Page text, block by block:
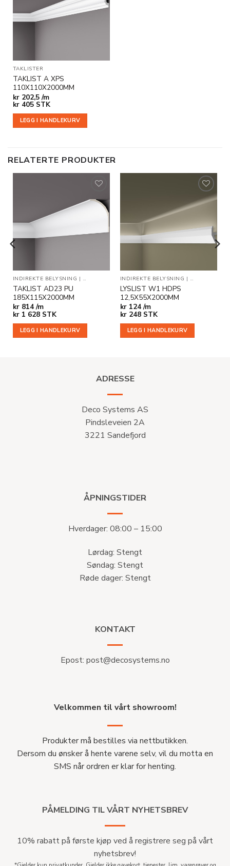
ønskeliste
TAKLISTER
TAKLIST A XPS
110X110X2000MM
kr202,5 /m
kr405 STK
LEGG I HANDLEKURV
RELATERTE PRODUKTER
Legg til
INDIREKTE BELYSNING | TAKLISTER
TAKLIST AD23 PU
185X115X2000MM
kr814 /m
kr1 628 STK
LEGG I HANDLEKURV
Legg til
ønskeliste
INDIREKTE BELYSNING | TAKLISTER
LYSLIST W1 HDPS
12,5X55X2000MM
kr124 /m
kr248 STK
LEGG I HANDLEKURV
ADRESSE
Deco Systems AS
Pindsleveien 2A
3221 Sandefjord
ÅPNINGSTIDER
Hverdager: 08:00 – 15:00
Lørdag: Stengt
Søndag: Stengt
Røde dager: Stengt
KONTAKT
Epost: post@decosystems.no
Velkommen til vårt showroom!
Produkter må bestilles via nettbutikken.
Dersom du ønsker å hente varene selv, vil du motta en
SMS når ordren er klar for henting.
PÅMELDING TIL VÅRT NYHETSBREV
10% rabatt på første kjøp ved å registrere seg på vårt
nyhetsbrev!